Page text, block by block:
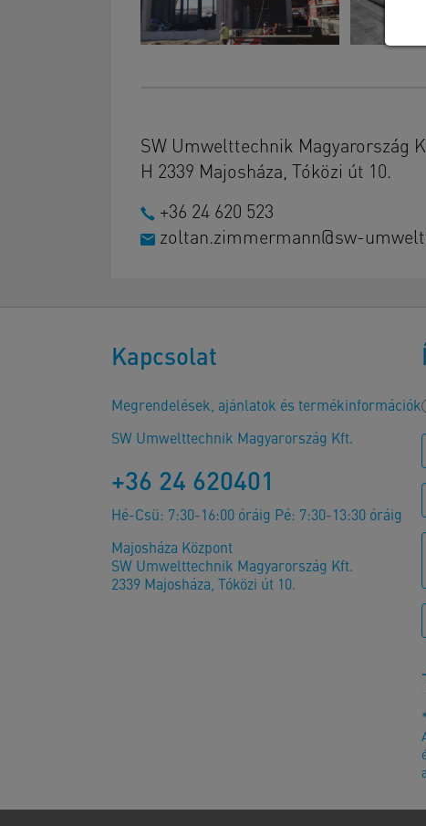
SW Umwelttechnik Magyarország
H 2339 Majosháza, Tóközi út 10.
+36 24 620 523
zoltan.zimmermann@sw-
Kapcsolat
Megrendelések, ajánlatok és termékinformációk
SW Umwelttechnik Magyarország Kft.
+36 24 620401
Hé-Csü: 7:30-16:00 óráig Pé: 7:30-13:30 óráig
Majosháza Központ
SW Umwelttechnik Magyarország Kft.
2339 Majosháza, Tóközi út 10.